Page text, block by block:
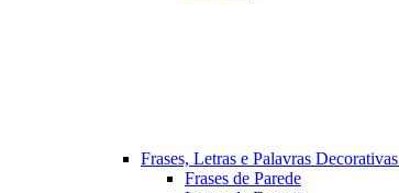
Frases, Letras e Palavras Decorativas
Frases de Parede